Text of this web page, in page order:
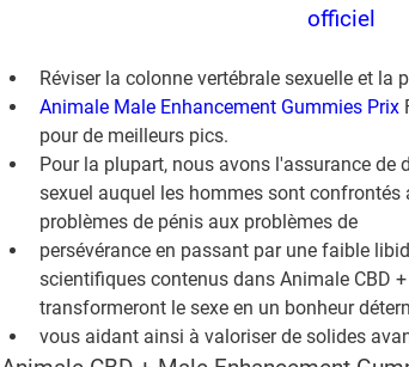
officiel
Réviser la colonne vertébrale sexuelle et la
Animale Male Enhancement Gummies Prix
pour de meilleurs pics.
Pour la plupart, nous avons l'assurance de
sexuel auquel les hommes sont confrontés
problèmes de pénis aux problèmes de
persévérance en passant par une faible
scientifiques contenus dans Animale CBD
transformeront le sexe en un bonheur
vous aidant ainsi à valoriser de solides